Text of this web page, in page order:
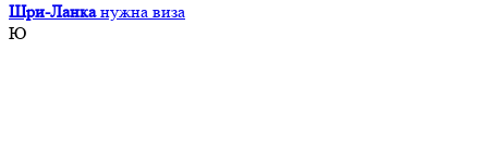
Шри-Ланка нужна виза
Ю